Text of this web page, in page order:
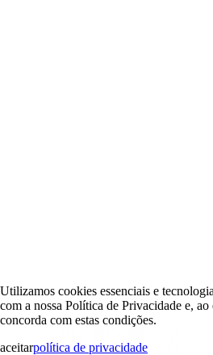
Utilizamos cookies essenciais e
com a nossa Política de Privacidade e,
concorda com estas condições.
aceitarpolítica de privacidade